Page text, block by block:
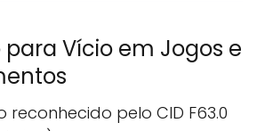
Vício em Jogos e
reconhecido pelo CID F63.0